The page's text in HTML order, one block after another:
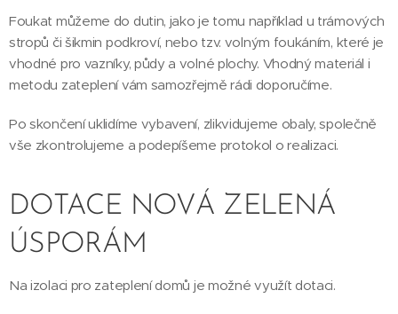
Foukat můžeme do dutin, jako je tomu například u trámových
stropů či šikmin podkroví, nebo tzv. volným foukáním, které je
vhodné pro vazníky, půdy a volné plochy. Vhodný materiál i
metodu zateplení vám samozřejmě rádi doporučíme.
Po skončení uklidíme vybavení, zlikvidujeme obaly, společně
vše zkontrolujeme a podepíšeme protokol o realizaci.
DOTACE NOVÁ ZELENÁ
ÚSPORÁM
Na izolaci pro zateplení domů je možné využít dotaci.